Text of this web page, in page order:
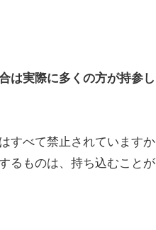
は実際に多くの方が持参し
すべて禁止されていますか
るものは、持ち込むことが